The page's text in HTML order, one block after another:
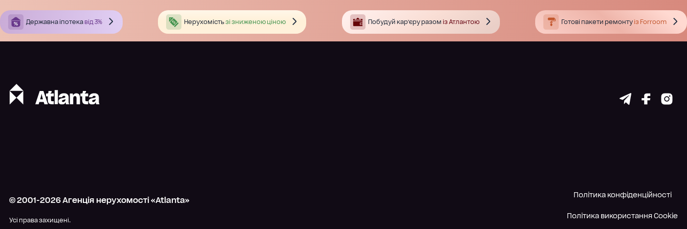
Державна іпотека від 3% Нерухомістьзі зниженою ціною Побудуй кар’єру разом із Атлантою Готові пакети ремонтуіз Forroom
© 2001-2026Агенція нерухомості «Atlanta»
Усі права захищені.
Політика конфіденційності
Політика використання Cookie